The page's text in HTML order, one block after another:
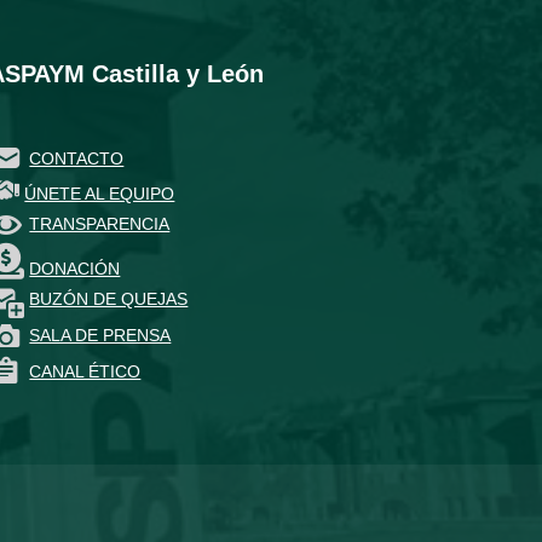
Castilla y León
CONTACTO
ÚNETE AL EQUIPO
TRANSPARENCIA
DONACIÓN
BUZÓN DE QUEJAS
SALA DE PRENSA
CANAL ÉTICO